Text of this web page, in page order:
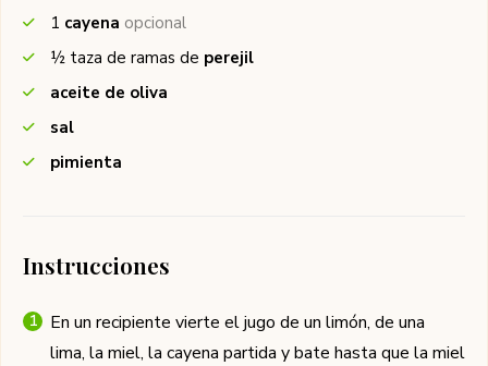
1 cayena opcional
½ taza de ramas de perejil
aceite de oliva
sal
pimienta
Instrucciones
En un recipiente vierte el jugo de un limón, de una
lima, la miel, la cayena partida y bate hasta que la miel